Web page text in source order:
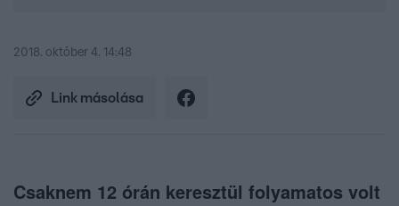
2018. október 4. 14:48
Link másolása
Csaknem 12 órán keresztül folyamatos volt